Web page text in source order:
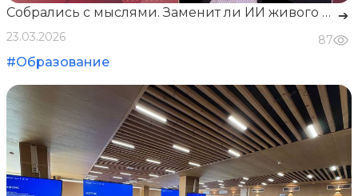
Собрались с мыслями. Заменит ли ИИ живого учителя? ➔
23.03.2026 87
#Образование